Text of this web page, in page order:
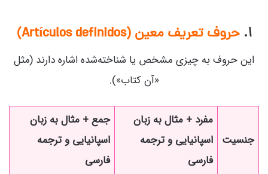
۱. حروف تعریف معین (Artículos definidos)
این حروف به چیزی مشخص یا شناخته‌شده اشاره دارند (مثل
«آن کتاب»).
جنسیت
مفرد + مثال به زبان
اسپانیایی و ترجمه
فارسی
جمع + مثال به زبان
اسپانیایی و ترجمه
فارسی